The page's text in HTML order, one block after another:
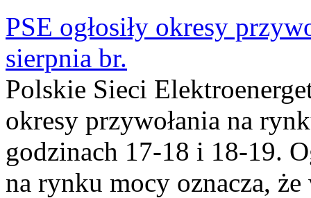
PSE ogłosiły okresy
sierpnia br.
Polskie Sieci
okresy przywołania na
godzinach 17-18 i 18-19.
na rynku mocy oznacza,